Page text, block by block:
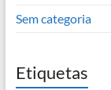
Sem categoria
Etiquetas